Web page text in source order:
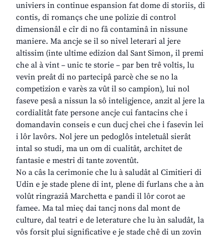
univiers in continue espansion fat dome di storiis, di
contis, di romançs che une polizie di control
dimensionâl e cîr di no fâ contaminâ in nissune
maniere. Ma ancje se il so nivel leterari al jere
altissim (inte ultime edizion dal Sant Simon, il premi
che al à vint – unic te storie – par ben trê voltis, lu
vevin preât di no partecipâ parcè che se no la
competizion e varès za vût il so campion), lui nol
faseve pesâ a nissun la sô inteligjence, anzit al jere la
cordialitât fate persone ancje cui fantacins che i
domandavin conseis e cun ducj chei che i fasevin lei
i lôr lavôrs. Nol jere un pedoglôs inteletuâl sierât
intal so studi, ma un om di cualitât, architet de
fantasie e mestri di tante zoventût.
No a câs la cerimonie che lu à saludât al Cimitieri di
Udin e je stade plene di int, plene di furlans che a àn
volût ringraziâ Marchetta e pandi il lôr corot ae
famee. Ma tal mieç dai tancj nons dal mont de
culture, dal teatri e de leterature che lu àn saludât, la
vôs forsit plui significative e je stade chê di un zovin